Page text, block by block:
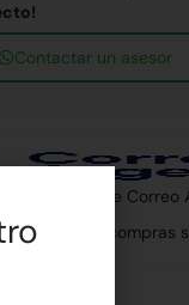
Contactar un asesor
a través de Correo
en compras